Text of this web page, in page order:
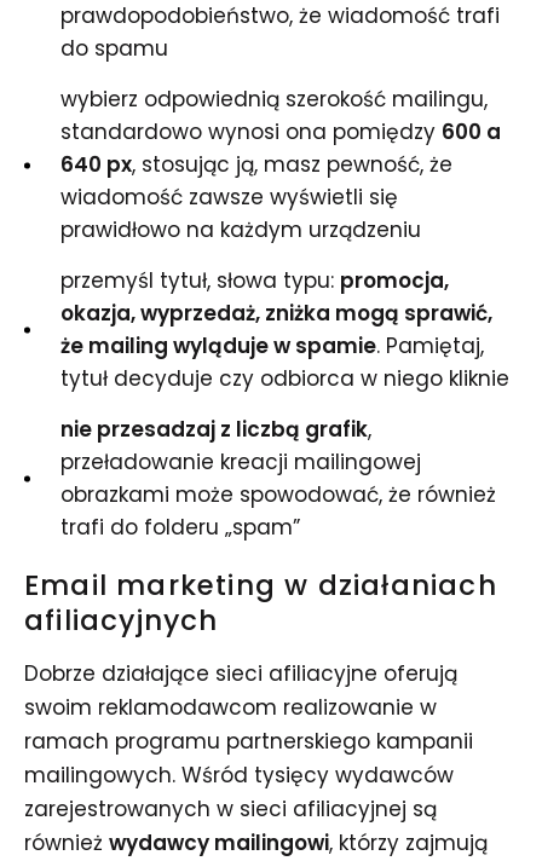
prawdopodobieństwo, że wiadomość trafi
do spamu
wybierz odpowiednią szerokość mailingu,
standardowo wynosi ona pomiędzy 600 a
640 px, stosując ją, masz pewność, że
wiadomość zawsze wyświetli się
prawidłowo na każdym urządzeniu
przemyśl tytuł, słowa typu: promocja,
okazja, wyprzedaż, zniżka mogą sprawić,
że mailing wyląduje w spamie. Pamiętaj,
tytuł decyduje czy odbiorca w niego kliknie
nie przesadzaj z liczbą grafik,
przeładowanie kreacji mailingowej
obrazkami może spowodować, że również
trafi do folderu „spam”
Email marketing w działaniach
afiliacyjnych
Dobrze działające sieci afiliacyjne oferują
swoim reklamodawcom realizowanie w
ramach programu partnerskiego kampanii
mailingowych. Wśród tysięcy wydawców
zarejestrowanych w sieci afiliacyjnej są
również wydawcy mailingowi, którzy zajmują